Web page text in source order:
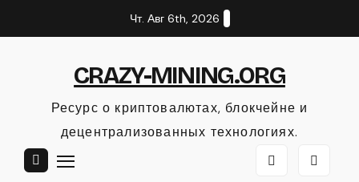
к
Чт. Авг 6th, 2026
CRAZY-MINING.ORG
Ресурс о криптовалютах, блокчейне и
децентрализованных технологиях.